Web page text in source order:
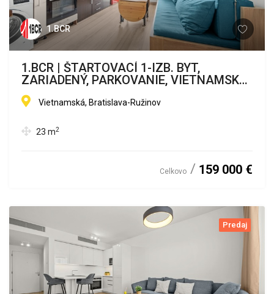
1.BCR
1.BCR | ŠTARTOVACÍ 1-IZB. BYT,
ZARIADENÝ, PARKOVANIE, VIETNAMSKÁ
UL.
Vietnamská, Bratislava-Ružinov
23 m2
Celkovo 159 000 €
Predaj